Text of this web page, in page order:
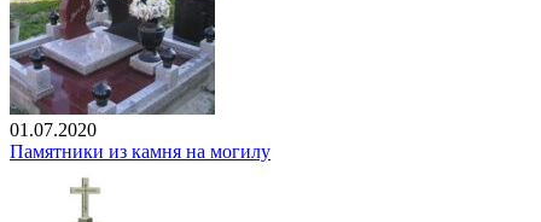
01.07.2020
Памятники из камня на могилу